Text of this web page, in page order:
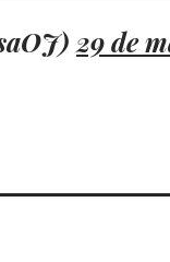
29 de